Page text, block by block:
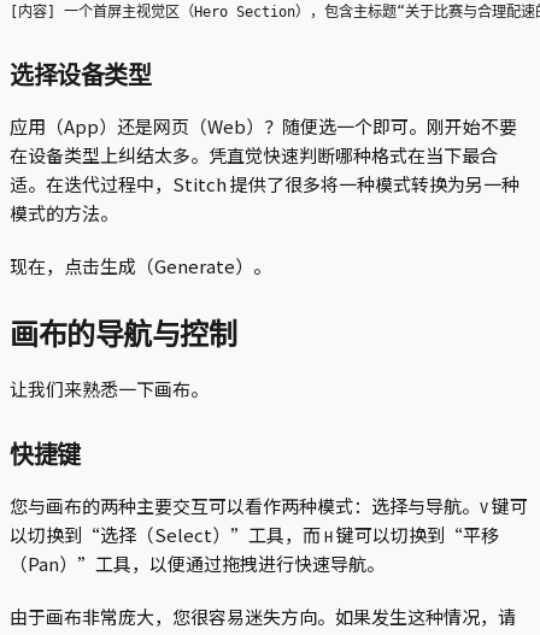
选择设备类型
应用（App）还是网页（Web）？随便选一个即可。刚开始不要
在设备类型上纠结太多。凭直觉快速判断哪种格式在当下最合
适。在迭代过程中，Stitch 提供了很多将一种模式转换为另一种
模式的方法。
现在，点击生成（Generate）。
画布的导航与控制
让我们来熟悉一下画布。
快捷键
您与画布的两种主要交互可以看作两种模式：选择与导航。 V 键可
以切换到“选择（Select）”工具，而 H 键可以切换到“平移
（Pan）”工具，以便通过拖拽进行快速导航。
由于画布非常庞大，您很容易迷失方向。如果发生这种情况，请